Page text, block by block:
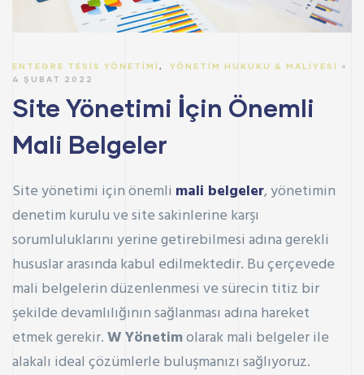
ENTEGRE TESIS YÖNETIMI ,YÖNETIM HUKUKU & MALIYESI
4 ŞUBAT 2022
Site Yönetimi İçin Önemli
Mali Belgeler
Site yönetimi için önemli mali belgeler, yönetimin
denetim kurulu ve site sakinlerine karşı
sorumluluklarını yerine getirebilmesi adına gerekli
hususlar arasında kabul edilmektedir. Bu çerçevede
mali belgelerin düzenlenmesi ve sürecin titiz bir
şekilde devamlılığının sağlanması adına hareket
etmek gerekir.W Yönetimolarak mali belgeler ile
alakalı ideal çözümlerle buluşmanızı sağlıyoruz.